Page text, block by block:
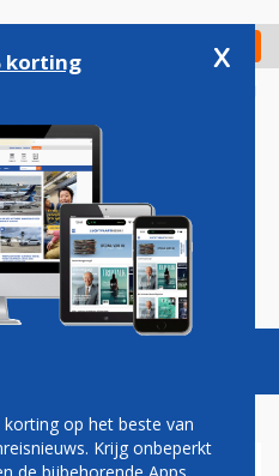
Check in
Vacatures
korting x
op het beste van
Krijg onbeperkt